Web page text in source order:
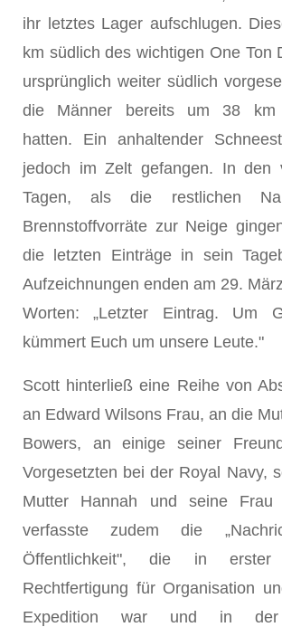
ihr letztes Lager aufschlugen.
km südlich des wichtigen One Ton
ursprünglich weiter südlich
die Männer bereits um 38 km
hatten. Ein anhaltender
jedoch im Zelt gefangen. In den
Tagen, als die restlichen
Brennstoffvorräte zur Neige
die letzten Einträge in sein
Aufzeichnungen enden am 29.
Worten: „Letzter Eintrag. Um
kümmert Euch um unsere Leute."
Scott hinterließ eine Reihe von
an Edward Wilsons Frau, an die
Bowers, an einige seiner
Vorgesetzten bei der Royal Navy,
Mutter Hannah und seine Frau
verfasste zudem die
Öffentlichkeit", die in
Rechtfertigung für Organisation
Expedition war und in